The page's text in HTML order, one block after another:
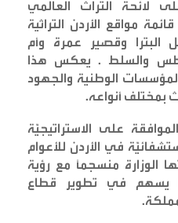
في عام 2024 على لائحة التراث العالمي
مواقع الأردن التراثية
البترا وقصير عمرة وأم
والسلط . يعكس هذا
المؤسسات الوطنية والجهود
بمختلف أنواعه.
على الاستراتيجيَّة
في الأردن للأعوام
اعدتها الوزارة منسجماً مع رؤية
يسهم في تطوير قطاع
.